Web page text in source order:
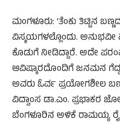
ಮಂಗಳೂರು: ‘ತೆಂಕು ತಿಟ್ಟಿನ
ವಿಸ್ಮಯಗಳಲ್ಲೊಂದು.
ಕೊಡುಗೆ ನೀಡಿದ್ದಾರೆ. ಅದೇ
ಆವಿಷ್ಕಾರದೊಂದಿಗೆ ಜನಮನ
ಅವರು ಓರ್ವ ಪ್ರಯೋಗಶೀಲ
ವಿದ್ವಾಂಸ ಡಾ.ಎಂ. ಪ್ರಭಾಕರ
ಬೆಂಗಳೂರಿನ ಅಳಿಕೆ ರಾಮಯ್ಯ ರೈ